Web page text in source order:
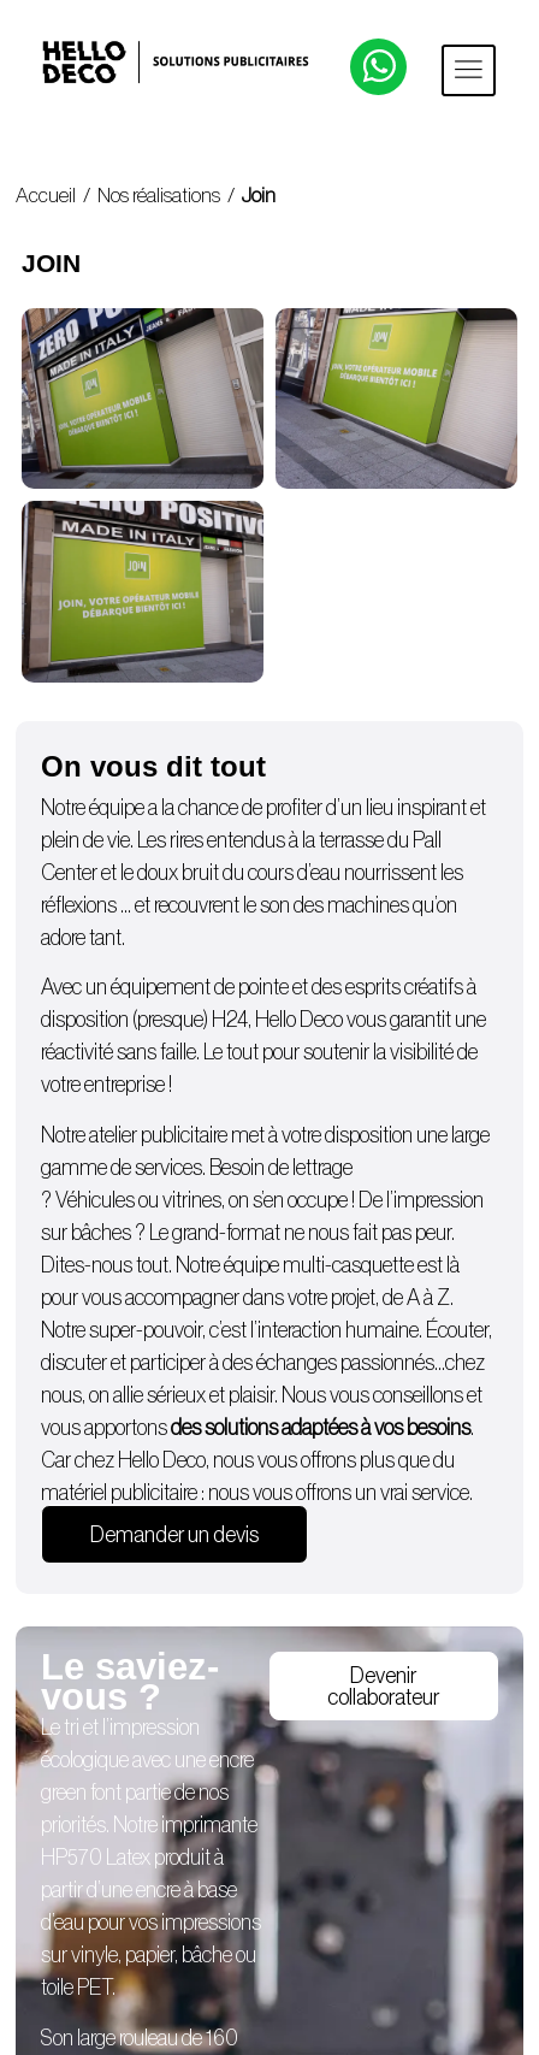
Accueil / Nos réalisations /Join
JOIN
On vous dit tout
Notre équipe a la chance de profiter d’un lieu inspirant et
plein de vie. Les rires entendus à la terrasse du Pall
Center et le doux bruit du cours d’eau nourrissent les
réflexions … et recouvrent le son des machines qu’on
adore tant.
Avec un équipement de pointe et des esprits créatifs à
disposition (presque) H24, Hello Deco vous garantit une
réactivité sans faille. Le tout pour soutenir la visibilité de
votre entreprise !
Notre atelier publicitaire met à votre disposition une large
gamme de services. Besoin de lettrage
?Véhiculesouvitrines, on s’en occupe ! De l’impression
sur bâches ? Le grand-format ne nous fait pas peur.
Dites-nous tout. Notre équipe multi-casquette est là
pour vous accompagner dans votre projet, de A à Z.
Notre super-pouvoir, c’est l’interaction humaine. Écouter,
discuter et participer à des échanges passionnés…chez
nous, on allie sérieux et plaisir. Nous vous conseillons et
vous apportonsdes solutions adaptées à vos besoins.
Car chez Hello Deco, nous vous offrons plus que du
matériel publicitaire : nous vous offrons un vrai service.
Demander un devis
Le saviez-
vous ?
Le tri et l’impression
écologique avec une encre
green font partie de nos
priorités. Notre imprimante
HP570 Latex produit à
partir d’une encre à base
d’eau pour vos impressions
sur vinyle, papier, bâche ou
toile PET.
Son large rouleau de 160
Devenir
collaborateur